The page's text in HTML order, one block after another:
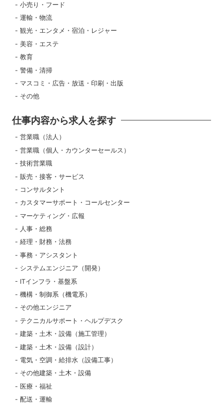
小売り・フード
運輸・物流
観光・エンタメ・宿泊・レジャー
美容・エステ
教育
警備・清掃
マスコミ・広告・放送・印刷・出版
その他
仕事内容から求人を探す
営業職（法人）
営業職（個人・カウンターセールス）
技術営業職
販売・接客・サービス
コンサルタント
カスタマーサポート・コールセンター
マーケティング・広報
人事・総務
経理・財務・法務
事務・アシスタント
システムエンジニア（開発）
ITインフラ・基盤系
機構・制御系（機電系）
その他エンジニア
テクニカルサポート・ヘルプデスク
建築・土木・設備（施工管理）
建築・土木・設備（設計）
電気・空調・給排水（設備工事）
その他建築・土木・設備
医療・福祉
配送・運輸